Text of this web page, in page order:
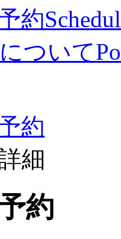
約
ついて
約
細
約